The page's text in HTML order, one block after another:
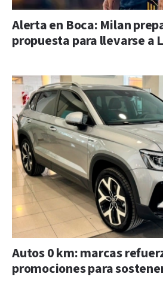
Alerta en Boca: Milan
propuesta para llevarse a
Autos 0 km: marcas
promociones para